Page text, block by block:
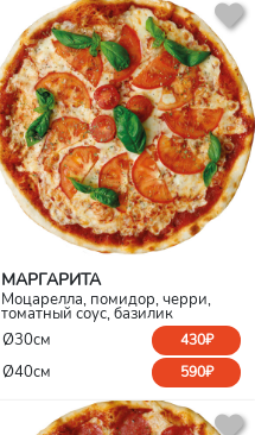
МАРГАРИТА
Моцарелла, помидор, черри,
томатный соус, базилик
Ø30см
430₽
Ø40см 590₽